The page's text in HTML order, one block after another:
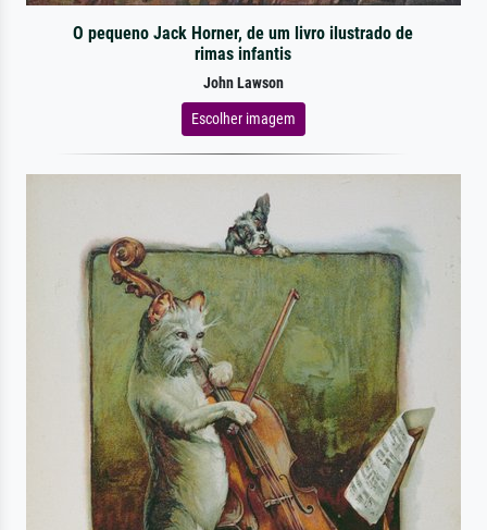
O pequeno Jack Horner, de um livro ilustrado de
rimas infantis
John Lawson
Escolher imagem